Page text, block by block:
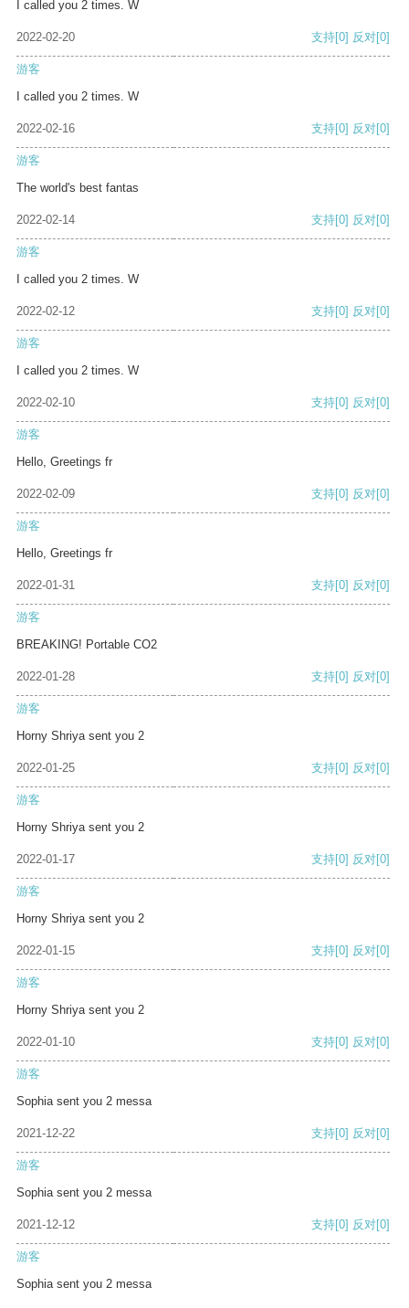
I called you 2 times. W
2022-02-20 支持[0] 反对[0]
游客
I called you 2 times. W
2022-02-16 支持[0] 反对[0]
游客
The world's best fantas
2022-02-14 支持[0] 反对[0]
游客
I called you 2 times. W
2022-02-12 支持[0] 反对[0]
游客
I called you 2 times. W
2022-02-10 支持[0] 反对[0]
游客
Hello, Greetings fr
2022-02-09 支持[0] 反对[0]
游客
Hello, Greetings fr
2022-01-31 支持[0] 反对[0]
游客
BREAKING! Portable CO2
2022-01-28 支持[0] 反对[0]
游客
Horny Shriya sent you 2
2022-01-25 支持[0] 反对[0]
游客
Horny Shriya sent you 2
2022-01-17 支持[0] 反对[0]
游客
Horny Shriya sent you 2
2022-01-15 支持[0] 反对[0]
游客
Horny Shriya sent you 2
2022-01-10 支持[0] 反对[0]
游客
Sophia sent you 2 messa
2021-12-22 支持[0] 反对[0]
游客
Sophia sent you 2 messa
2021-12-12 支持[0] 反对[0]
游客
Sophia sent you 2 messa